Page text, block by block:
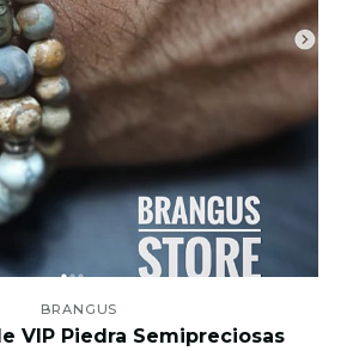
BRANGUS
VIP Piedra Semipreciosas